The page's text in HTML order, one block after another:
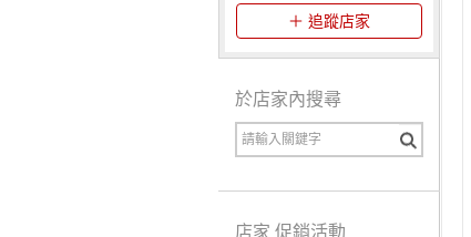
追蹤店家
於店家內搜尋
店家 促銷活動